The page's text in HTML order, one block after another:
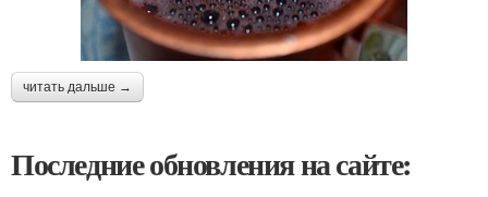
читать дальше →
Последние обновления на сайте: